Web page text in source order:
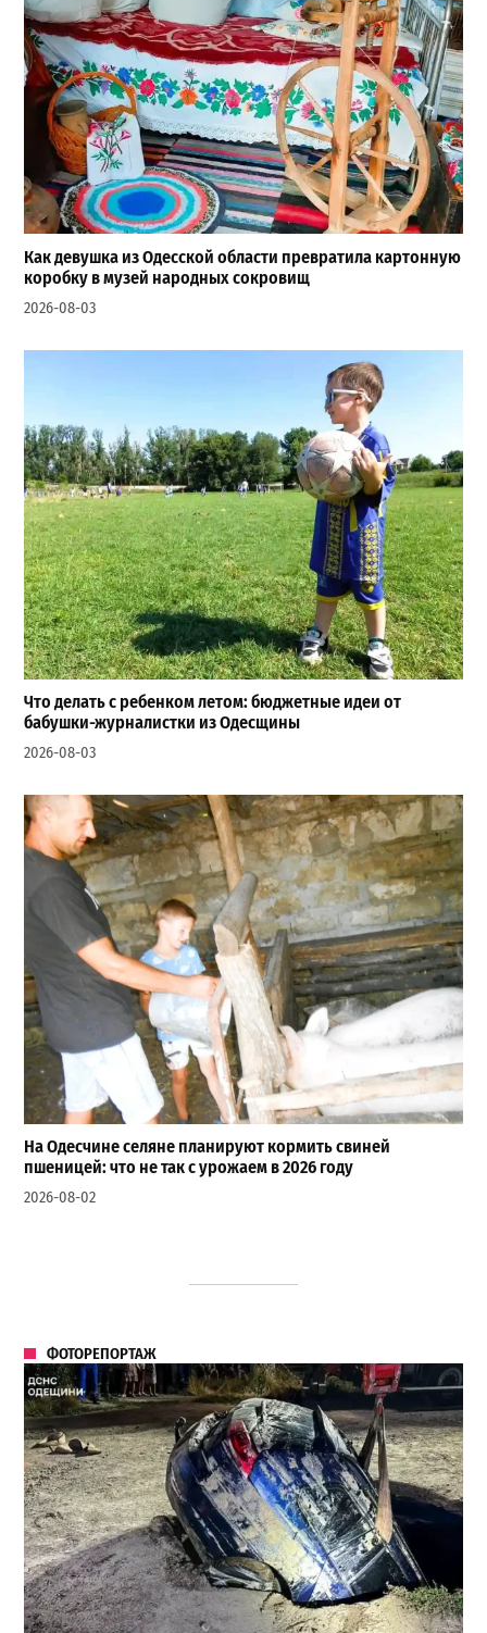
Как девушка из Одесской области превратила картонную
коробку в музей народных сокровищ
2026-08-03
Что делать с ребенком летом: бюджетные идеи от
бабушки-журналистки из Одесщины
2026-08-03
На Одесчине селяне планируют кормить свиней
пшеницей: что не так с урожаем в 2026 году
2026-08-02
ФОТОРЕПОРТАЖ